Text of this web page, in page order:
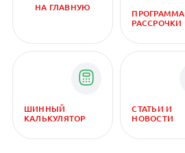
НА ГЛАВНУЮ
ПРОГРАММА
РАССРОЧКИ
ШИННЫЙ
КАЛЬКУЛЯТОР
СТАТЬИ И
НОВОСТИ